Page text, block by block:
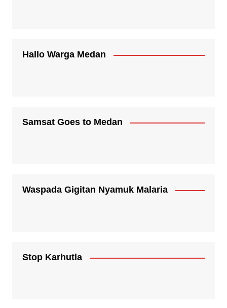
Hallo Warga Medan
Samsat Goes to Medan
Waspada Gigitan Nyamuk Malaria
Stop Karhutla